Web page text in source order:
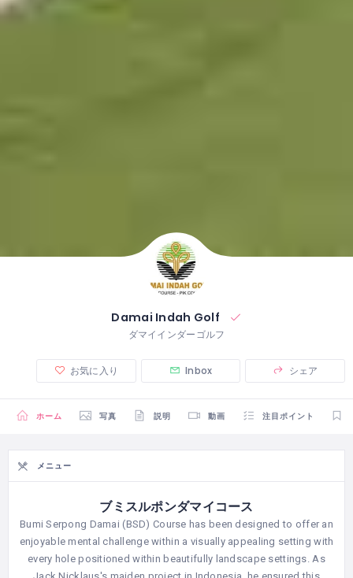
Damai Indah Golf
ダマイインダーゴルフ
お気に入り Inbox シェア
ホーム 写真 説明 動画 注目ポイント
メニュー
ブミスルポンダマイコース
Bumi Serpong Damai (BSD) Course has been designed to offer an
enjoyable mental challenge within a visually appealing setting with
every hole positioned within beautifully landscape settings. As